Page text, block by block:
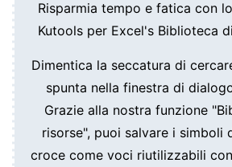
Risparmia tempo e fatica con
Kutools per Excel's Biblioteca
Dimentica la seccatura di
spunta nella finestra di
Grazie alla nostra funzione "
risorse", puoi salvare i simboli
croce come voci riutilizzabili